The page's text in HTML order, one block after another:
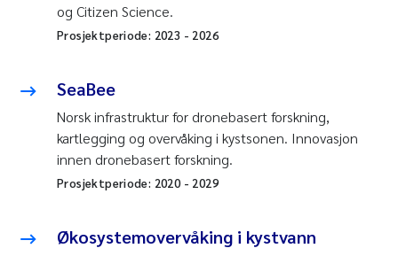
og Citizen Science.
Prosjektperiode: 2023 - 2026
SeaBee
Norsk infrastruktur for dronebasert forskning,
kartlegging og overvåking i kystsonen. Innovasjon
innen dronebasert forskning.
Prosjektperiode: 2020- 2029
Økosystemovervåking i kystvann